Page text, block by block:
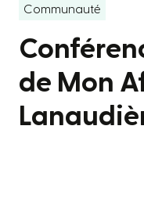
Communauté
de Mon